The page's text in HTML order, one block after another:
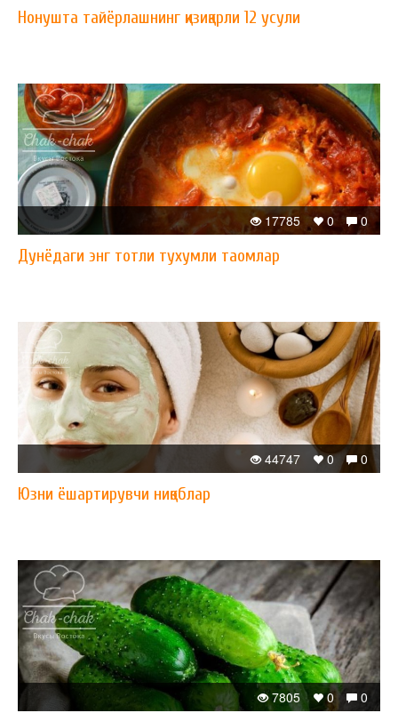
Нонушта тайёрлашнинг қизиқарли 12 усули
0
0
17785
Дунёдаги энг тотли тухумли таомлар
0
0
44747
Юзни ёшартирувчи ниқоблар
0
0
7805